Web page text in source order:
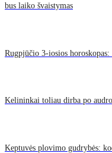
bus laiko švaistymas
Rugpjūčio 3-iosios
Kelininkai toliau dirba po
Keptuvės plovimo gudrybės: